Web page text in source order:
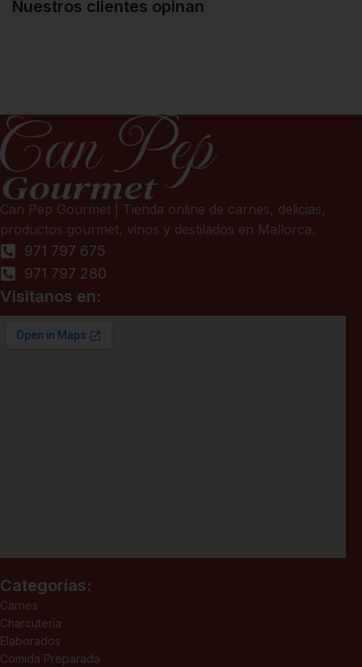
Nuestros clientes opinan
Can Pep Gourmet | Tienda online de carnes, delicias,
productos gourmet, vinos y destilados en Mallorca.
971 797 675
971 797 280
Visitanos en:
Categorías:
Carnes
Charcutería
Elaborados
Comida Preparada